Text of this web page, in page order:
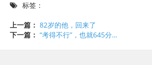
标签：
上一篇： 82岁的他，回来了
下一篇： “考得不行”，也就645分…